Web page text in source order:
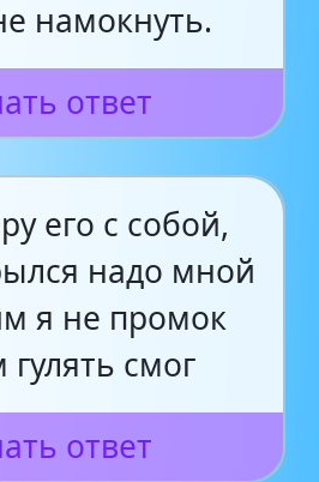
намокнуть.
ответ
его с собой,
надо мной
я не промок
смог
ответ